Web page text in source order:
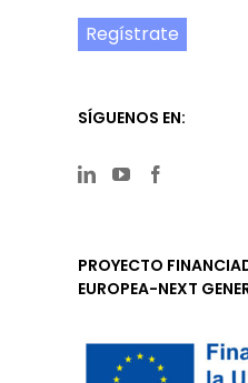
Regístrate
SÍGUENOS EN:
PROYECTO
EUROPEA-NEXT